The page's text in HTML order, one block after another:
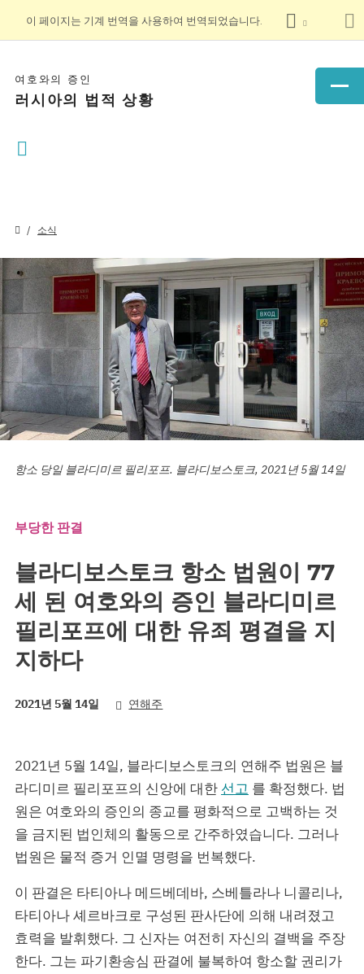
이 페이지는 기계 번역을 사용하여 번역되었습니다.
여호와의 증인
러시아의 법적 상황
소식
항소 당일 블라디미르 필리포프. 블라디보스토크, 2021년 5월 14일
부당한 판결
블라디보스토크 항소 법원이 77
세 된 여호와의 증인 블라디미르
필리포프에 대한 유죄 평결을 지
지하다
2021년 5월 14일 연해주
2021년 5월 14일, 블라디보스토크의 연해주 법원은 블
라디미르 필리포프의 신앙에 대한 선고 를 확정했다. 법
원은 여호와의 증인의 종교를 평화적으로 고백하는 것
을 금지된 법인체의 활동으로 간주하였습니다. 그러나
법원은 물적 증거 인멸 명령을 번복했다.
이 판결은 타티아나 메드베데바, 스베틀라나 니콜리나,
타티아나 셰르바크로 구성된 판사단에 의해 내려졌고
효력을 발휘했다. 그 신자는 여전히 자신의 결백을 주장
한다. 그는 파기환송심 판결에 불복하여 항소할 권리가